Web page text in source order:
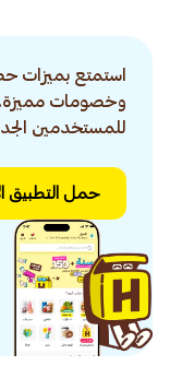
استمتع بميزات
وخصومات مميزة.
للمستخدمين
حمل التطبيق